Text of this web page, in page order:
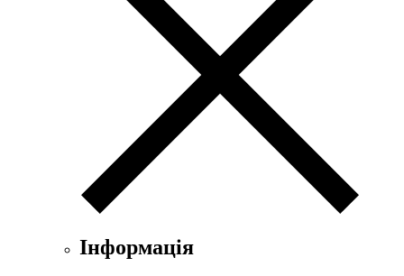
Інформація